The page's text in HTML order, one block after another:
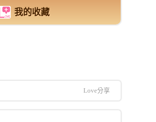
我的收藏
Love分享